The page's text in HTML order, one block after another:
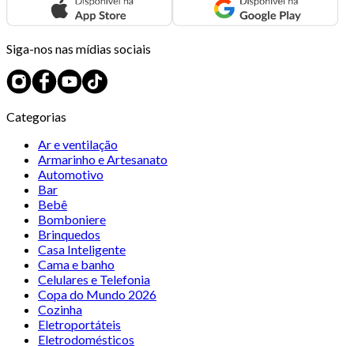
Siga-nos nas mídias sociais
Categorias
Ar e ventilação
Armarinho e Artesanato
Automotivo
Bar
Bebê
Bomboniere
Brinquedos
Casa Inteligente
Cama e banho
Celulares e Telefonia
Copa do Mundo 2026
Cozinha
Eletroportáteis
Eletrodomésticos